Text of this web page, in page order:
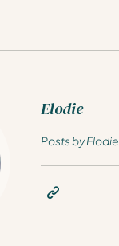
Elodie
Posts by Elodie